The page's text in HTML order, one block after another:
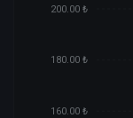
200.00 ₺
180.00 ₺
160.00 ₺